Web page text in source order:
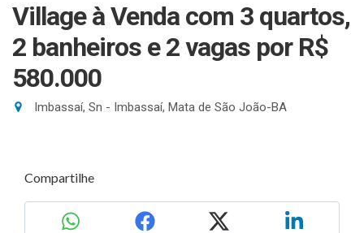
Village à Venda com 3 quartos,
2 banheiros e 2 vagas por R$
580.000
Imbassaí, Sn - Imbassaí, Mata de São João-BA
Compartilhe